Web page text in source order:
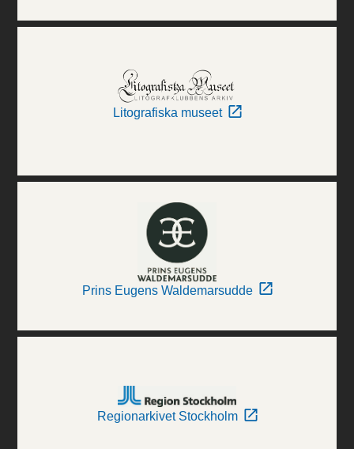
Litografiska museet
Prins Eugens Waldemarsudde
Regionarkivet Stockholm